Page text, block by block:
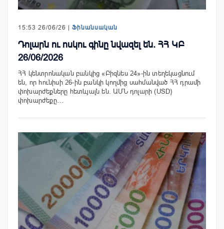
15:53 26/06/26 | Ֆինանսական
Դոլարն ու ոսկու գինը նվազել են. ՀՀ ԿԲ
26/06/2026
ՀՀ կենտրոնական բանկից «Բիզնես 24»-ին տեղեկացնում
են, որ հունիսի 26-ին բանկի կողմից սահմանված ՀՀ դրամի
փոխարժեքները հետևյալն են. ԱՄՆ դոլարի (USD)
փոխարժեքը…